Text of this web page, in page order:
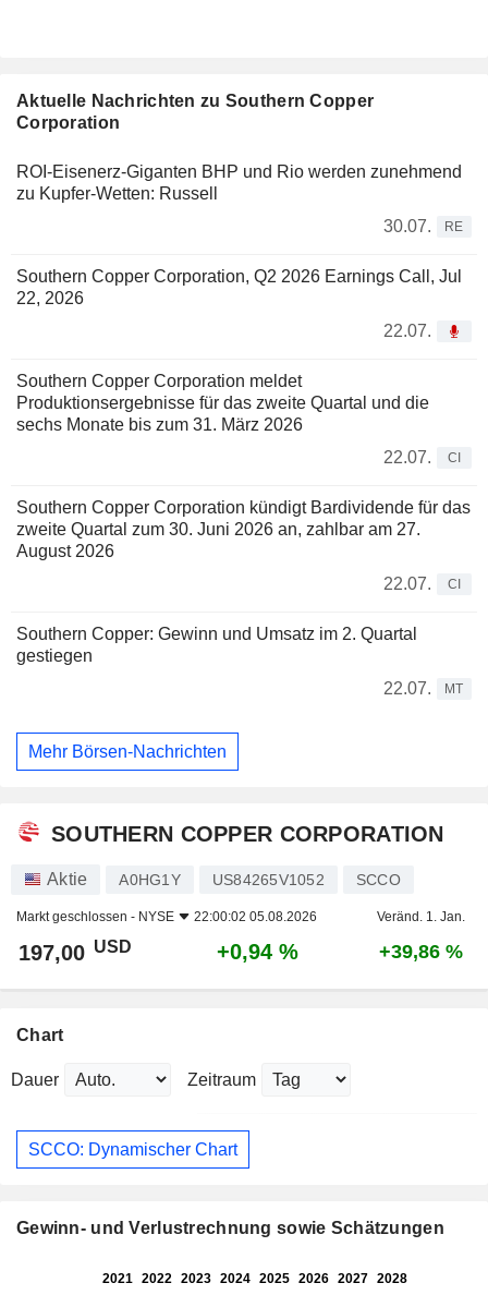
Aktuelle Nachrichten zu Southern Copper
Corporation
ROI-Eisenerz-Giganten BHP und Rio werden zunehmend
zu Kupfer-Wetten: Russell
30.07.
RE
Southern Copper Corporation, Q2 2026 Earnings Call, Jul
22, 2026
22.07.
Southern Copper Corporation meldet
Produktionsergebnisse für das zweite Quartal und die
sechs Monate bis zum 31. März 2026
22.07.
CI
Southern Copper Corporation kündigt Bardividende für das
zweite Quartal zum 30. Juni 2026 an, zahlbar am 27.
August 2026
22.07.
CI
Southern Copper: Gewinn und Umsatz im 2. Quartal
gestiegen
22.07.
MT
Mehr Börsen-Nachrichten
SOUTHERN COPPER CORPORATION
Aktie A0HG1Y US84265V1052 SCCO
Markt geschlossen - NYSE 22:00:02 05.08.2026 Veränd. 1. Jan.
197,00 USD +0,94 % +39,86 %
Chart
Dauer Zeitraum
SCCO: Dynamischer Chart
Gewinn- und Verlustrechnung sowie Schätzungen